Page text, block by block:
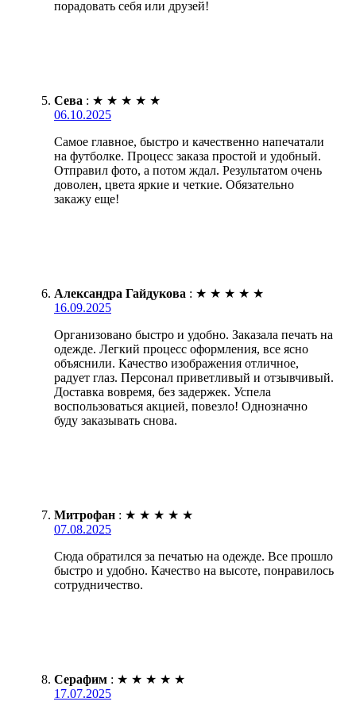
порадовать себя или друзей!
Сева : ★ ★ ★ ★ ★
06.10.2025
Самое главное, быстро и качественно напечатали
на футболке. Процесс заказа простой и удобный.
Отправил фото, а потом ждал. Результатом очень
доволен, цвета яркие и четкие. Обязательно
закажу еще!
Александра Гайдукова : ★ ★ ★ ★ ★
16.09.2025
Организовано быстро и удобно. Заказала печать на
одежде. Легкий процесс оформления, все ясно
объяснили. Качество изображения отличное,
радует глаз. Персонал приветливый и отзывчивый.
Доставка вовремя, без задержек. Успела
воспользоваться акцией, повезло! Однозначно
буду заказывать снова.
Митрофан : ★ ★ ★ ★ ★
07.08.2025
Сюда обратился за печатью на одежде. Все прошло
быстро и удобно. Качество на высоте, понравилось
сотрудничество.
Серафим : ★ ★ ★ ★ ★
17.07.2025